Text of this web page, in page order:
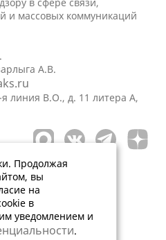
и массовых коммуникаций
А.В.
линия В.О., д. 11 литера А,
Продолжая
вы
на
в
уведомлением и
.